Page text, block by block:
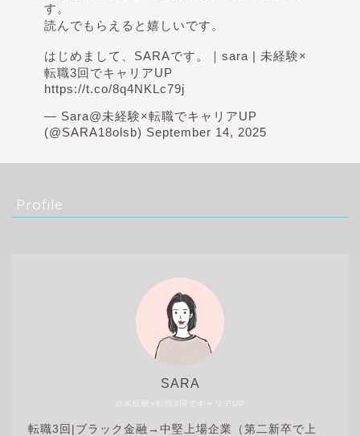
す。
読んでもらえると嬉しいです。
はじめまして、SARAです。｜sara | 未経験×
転職3回でキャリアUP
https://t.co/8q4NKLc79j
— Sara@未経験×転職でキャリアUP
(@SARA18olsb) September 14, 2025
Profile
@未経験×転職3回でキャリアUP
SARA
転職3回| ブラック金融→中堅上場企業（第二新卒で上